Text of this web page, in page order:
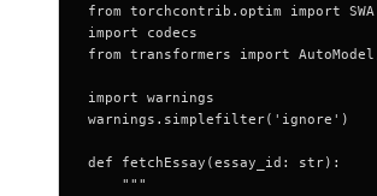
from torchcontrib.optim import SWA
import codecs
from transformers import
import warnings
warnings.simplefilter('ignore')
def fetchEssay(essay_id: str):
    """